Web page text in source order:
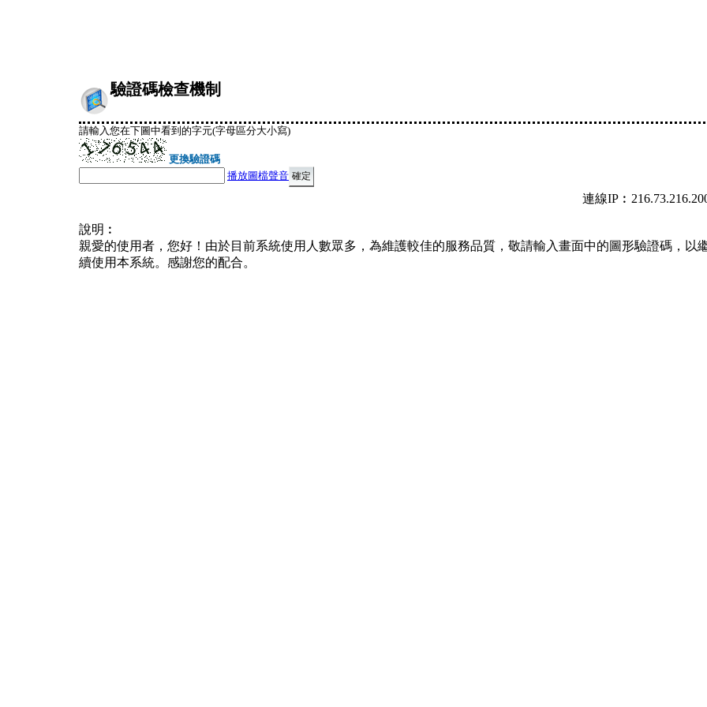
驗證碼檢查機制
請輸入您在下圖中看到的字元(字母區分大小寫)
更換驗證碼
播放圖檔聲音
連線
說明︰
親愛的使用者，您好！由於目前系統使用人數眾多，為維護較佳的服務品質，敬請輸入畫面中的圖形驗證碼，以
續使用本系統。感謝您的配合。